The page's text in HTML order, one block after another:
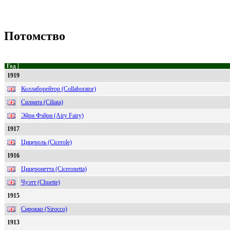
Потомство
Год
1919
Коллаборейтор (Collaborator)
Силиата (Ciliata)
Эйри Фэйри (Airy Fairy)
1917
Цицероль (Cicerole)
1916
Цицеронетта (Ciceronetta)
Чуэтт (Chuette)
1915
Сирокко (Sirocco)
1913